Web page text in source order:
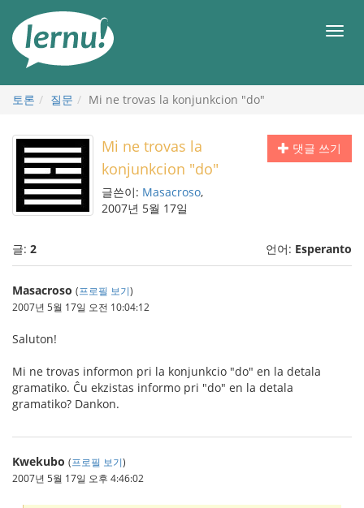
메
토론 질문 Mi ne trovas la konjunkcion "do"
댓글 쓰기
Mi ne trovas la
konjunkcion "do"
글쓴이: Masacroso,
2007년 5월 17일
글: 2 언어: Esperanto
Masacroso (프로필 보기)
2007년 5월 17일 오전 10:04:12
Saluton!
Mi ne trovas informon pri la konjunkcio "do" en la detala
gramatiko. Ĉu ekzistas informo pri "do" en la detala
gramatiko? Dankon.
Kwekubo (프로필 보기)
2007년 5월 17일 오후 4:46:02